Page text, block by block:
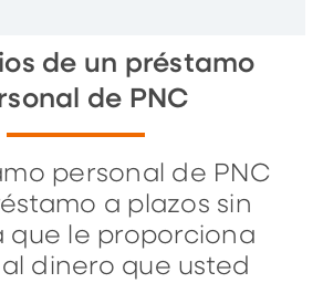
de un préstamo
de PNC
personal de PNC
a plazos sin
que le proporciona
dinero que usted